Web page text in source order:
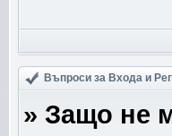
Въпроси за Входа и
» Защо не